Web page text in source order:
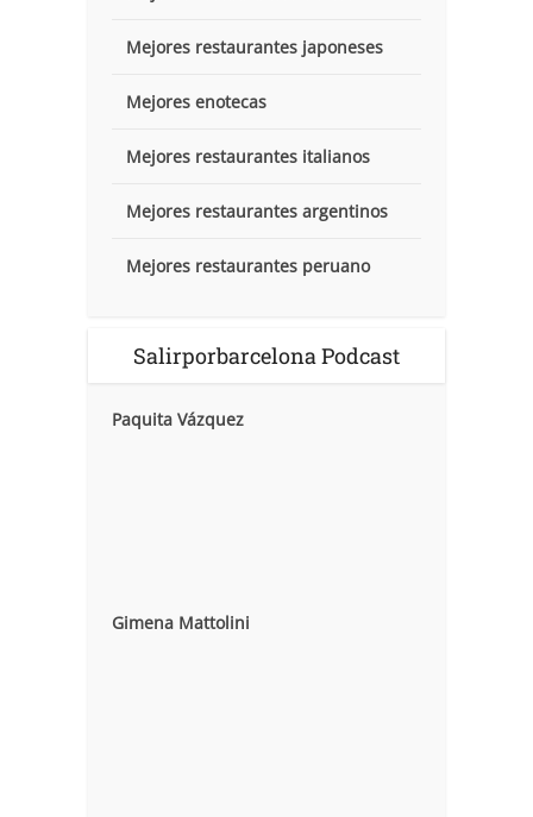
Mejores restaurantes japoneses
Mejores enotecas
Mejores restaurantes italianos
Mejores restaurantes argentinos
Mejores restaurantes peruano
Salirporbarcelona Podcast
Paquita Vázquez
Gimena Mattolini